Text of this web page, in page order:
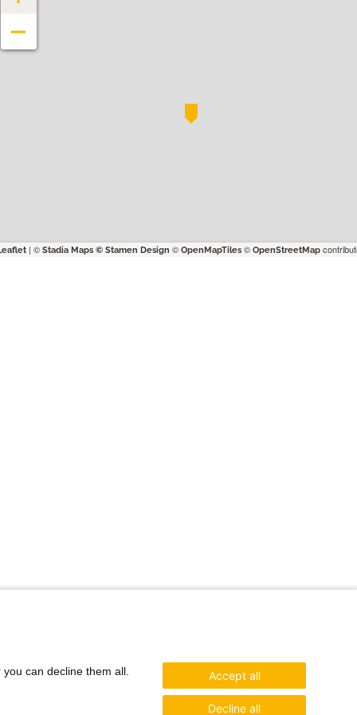
| © Stadia Maps © Stamen Design © OpenMapTiles© OpenStreetMap
can decline them all. Accept all
Decline all